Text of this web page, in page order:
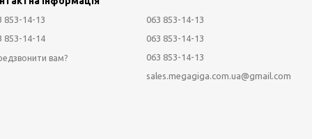
853-14-13
853-14-14
вам?
063 853-14-13
063 853-14-13
063 853-14-13
sales.megagiga.com.ua@gmail.com